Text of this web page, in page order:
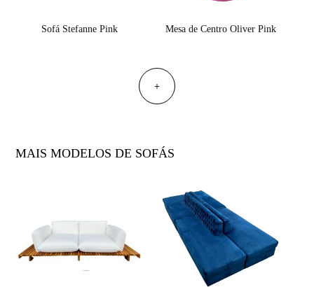
Sofá Stefanne Pink Mesa de Centro Oliver Pink
+
MAIS MODELOS DE SOFÁS